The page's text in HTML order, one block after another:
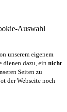
Auswahl
unserem eigenem
dienen dazu, ein nicht
Seiten zu
der Webseite noch